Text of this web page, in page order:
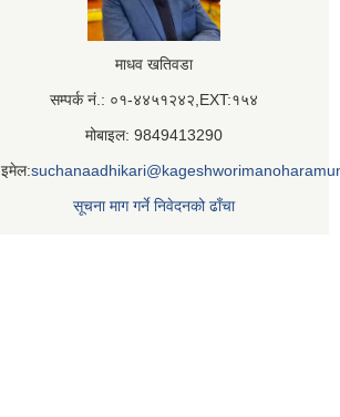
माधव खतिवडा
सम्पर्क नं.: ०१-४४५१२४२,EXT:१५४
मोबाइल: 9849413290
इमेल:
सूचना माग गर्ने निवेदनको ढाँचा